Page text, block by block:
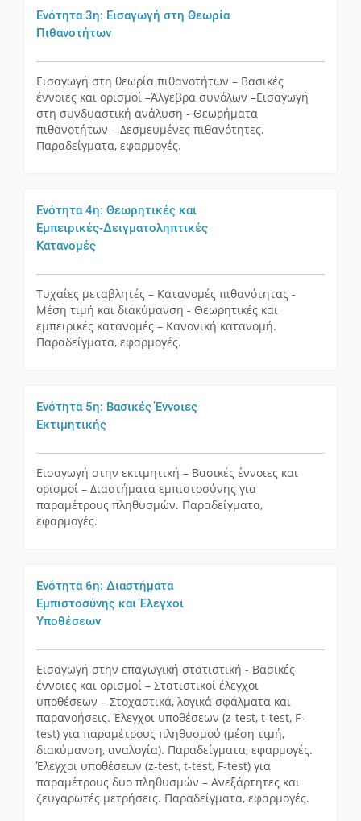
Ενότητα 3η: Εισαγωγή στη Θεωρία
Πιθανοτήτων
Εισαγωγή στη θεωρία πιθανοτήτων – Βασικές
έννοιες και ορισμοί –Άλγεβρα συνόλων –Εισαγωγή
στη συνδυαστική ανάλυση - Θεωρήματα
πιθανοτήτων – Δεσμευμένες πιθανότητες.
Παραδείγματα, εφαρμογές.
Ενότητα 4η: Θεωρητικές και
Εμπειρικές-Δειγματοληπτικές
Κατανομές
Τυχαίες μεταβλητές – Κατανομές πιθανότητας -
Μέση τιμή και διακύμανση - Θεωρητικές και
εμπειρικές κατανομές – Κανονική κατανομή.
Παραδείγματα, εφαρμογές.
Ενότητα 5η: Βασικές Έννοιες
Εκτιμητικής
Εισαγωγή στην εκτιμητική – Βασικές έννοιες και
ορισμοί – Διαστήματα εμπιστοσύνης για
παραμέτρους πληθυσμών. Παραδείγματα,
εφαρμογές.
Ενότητα 6η: Διαστήματα
Εμπιστοσύνης και Έλεγχοι
Υποθέσεων
Εισαγωγή στην επαγωγική στατιστική - Βασικές
έννοιες και ορισμοί – Στατιστικοί έλεγχοι
υποθέσεων – Στοχαστικά, λογικά σφάλματα και
παρανοήσεις. Έλεγχοι υποθέσεων (z-test, t-test, F-
test) για παραμέτρους πληθυσμού (μέση τιμή,
διακύμανση, αναλογία). Παραδείγματα, εφαρμογές.
Έλεγχοι υποθέσεων (z-test, t-test, F-test) για
παραμέτρους δυο πληθυσμών – Ανεξάρτητες και
ζευγαρωτές μετρήσεις. Παραδείγματα, εφαρμογές.